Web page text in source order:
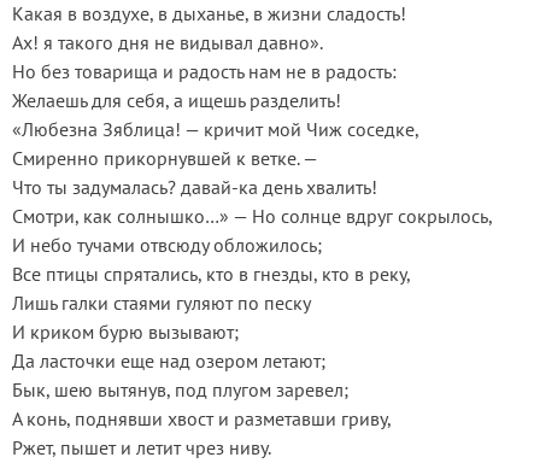
Какая в воздухе, в дыханье, в жизни сладость!
Ах! я такого дня не видывал давно».
Но без товарища и радость нам не в радость:
Желаешь для себя, а ищешь разделить!
«Любезна Зяблица! — кричит мой Чиж соседке,
Смиренно прикорнувшей к ветке. —
Что ты задумалась? давай-ка день хвалить!
Смотри, как солнышко…» — Но солнце вдруг сокрылось,
И небо тучами отвсюду обложилось;
Все птицы спрятались, кто в гнезды, кто в реку,
Лишь галки стаями гуляют по песку
И криком бурю вызывают;
Да ласточки еще над озером летают;
Бык, шею вытянув, под плугом заревел;
А конь, поднявши хвост и разметавши гриву,
Ржет, пышет и летит чрез ниву.